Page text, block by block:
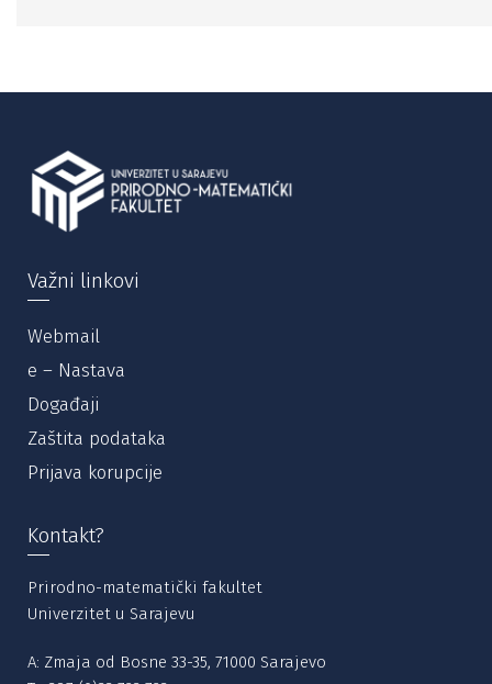
Važni linkovi
Webmail
e – Nastava
Događaji
Zaštita podataka
Prijava korupcije
Kontakt?
Prirodno-matematički fakultet
Univerzitet u Sarajevu
A: Zmaja od Bosne 33-35, 71000 Sarajevo